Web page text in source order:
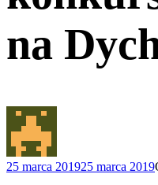
na
25 marca 201925 marca 2019